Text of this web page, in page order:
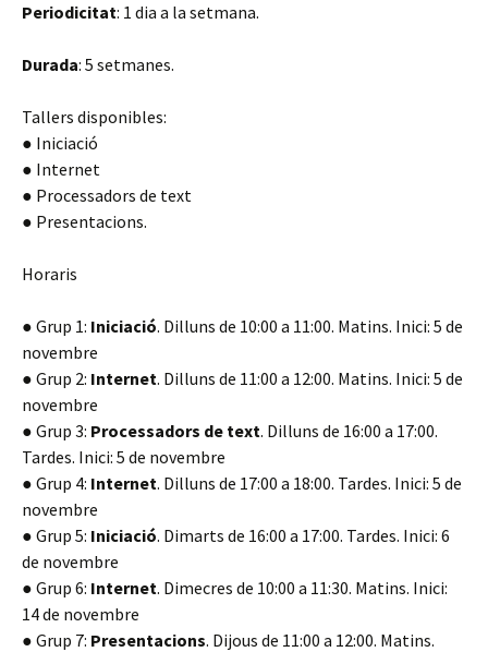
Periodicitat: 1 dia a la setmana.
Durada: 5 setmanes.
Tallers disponibles:
● Iniciació
● Internet
● Processadors de text
● Presentacions.
Horaris
● Grup 1: Iniciació. Dilluns de 10:00 a 11:00. Matins. Inici: 5 de
novembre
● Grup 2: Internet. Dilluns de 11:00 a 12:00. Matins. Inici: 5 de
novembre
● Grup 3: Processadors de text. Dilluns de 16:00 a 17:00.
Tardes. Inici: 5 de novembre
● Grup 4: Internet. Dilluns de 17:00 a 18:00. Tardes. Inici: 5 de
novembre
● Grup 5: Iniciació. Dimarts de 16:00 a 17:00. Tardes. Inici: 6
de novembre
● Grup 6: Internet. Dimecres de 10:00 a 11:30. Matins. Inici:
14 de novembre
● Grup 7: Presentacions. Dijous de 11:00 a 12:00. Matins.